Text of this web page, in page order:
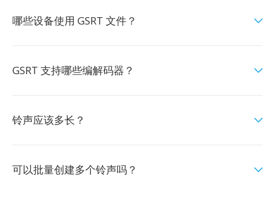
哪些设备使用 GSRT 文件？
GSRT 支持哪些编解码器？
铃声应该多长？
可以批量创建多个铃声吗？